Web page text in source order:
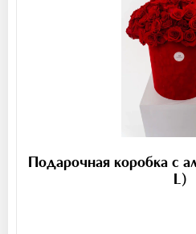
Подарочная коробка с
L)